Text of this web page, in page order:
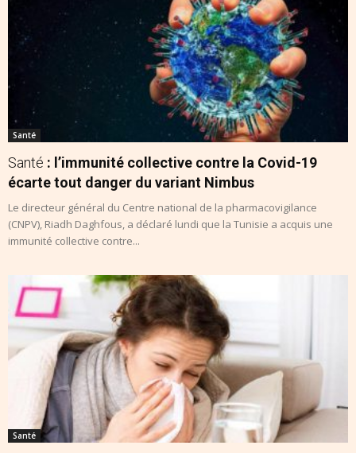
Santé
Santé : l’immunité collective contre la Covid-19
écarte tout danger du variant Nimbus
Le directeur général du Centre national de la pharmacovigilance
(CNPV), Riadh Daghfous, a déclaré lundi que la Tunisie a acquis une
immunité collective contre...
Santé